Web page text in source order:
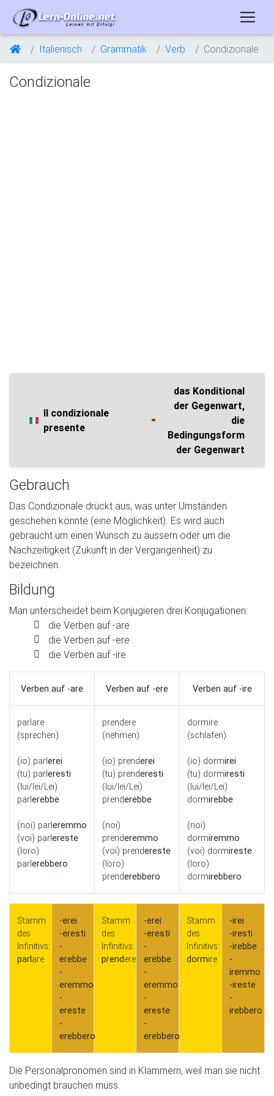
Italienisch Grammatik Verb Condizionale
Condizionale
Il condizionale
presente
das Konditional
der Gegenwart,
die
Bedingungsform
der Gegenwart
Gebrauch
Das Condizionale drückt aus, was unter Umständen
geschehen könnte (eine Möglichkeit). Es wird auch
gebraucht um einen Wunsch zu äussern oder um die
Nachzeitigkeit (Zukunft in der Vergangenheit) zu
bezeichnen.
Bildung
Man unterscheidet beim Konjugieren drei Konjugationen:
die Verben auf -are
die Verben auf -ere
die Verben auf -ire
Verben auf -are Verben auf -ere Verben auf -ire
parlare
(sprechen)
(io) parlerei
(tu) parleresti
(lui/lei/Lei)
parlerebbe
(noi) parleremmo
(voi) parlereste
(loro)
parlerebbero
prendere
(nehmen)
(io) prenderei
(tu) prenderesti
(lui/lei/Lei)
prenderebbe
(noi)
prenderemmo
(voi) prendereste
(loro)
prenderebbero
dormire
(schlafen)
(io) dormirei
(tu) dormiresti
(lui/lei/Lei)
dormirebbe
(noi)
dormiremmo
(voi) dormireste
(loro)
dormirebbero
Stamm
des
Infinitivs:
parlare
-erei
-eresti
-
erebbe
-
eremmo
-
ereste
-
erebbero
Stamm
des
Infinitivs:
prendere
-erei
-eresti
-
erebbe
-
eremmo
-
ereste
-
erebbero
Stamm
des
Infinitivs:
dormire
-irei
-iresti
-irebbe
-
iremmo
-ireste
-
irebbero
Die Personalpronomen sind in Klammern, weil man sie nicht
unbedingt brauchen muss.